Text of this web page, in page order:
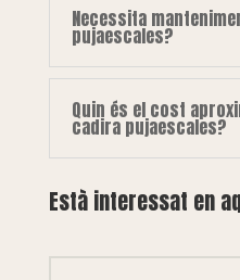
Necessita
pujaescales?
Quin és el cost
cadira pujaescales?
Està interessat en